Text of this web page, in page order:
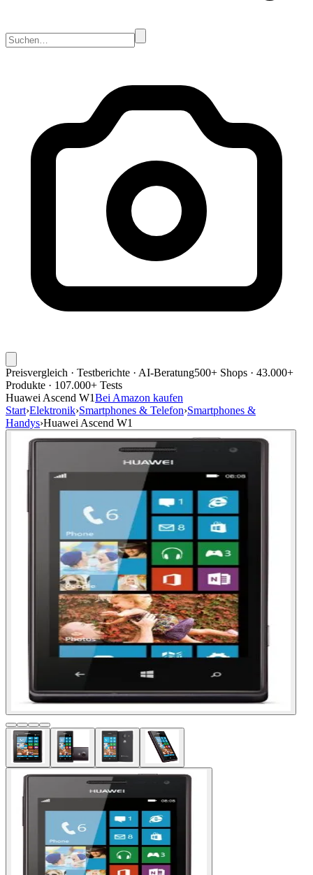
Preisvergleich · Testberichte · AI-Beratung500+ Shops · 43.000+
Produkte · 107.000+ Tests
Huawei Ascend W1Bei Amazon kaufen
Start›Elektronik›Smartphones & Telefon›Smartphones &
Handys›Huawei Ascend W1